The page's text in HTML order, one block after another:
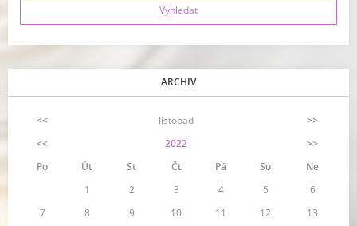
ARCHIV
<< listopad
>>
<<
2022
>>
Po
Út St Čt Pá So
Ne
1
2 3 4 5
6
7
8 9 10 11 12
13